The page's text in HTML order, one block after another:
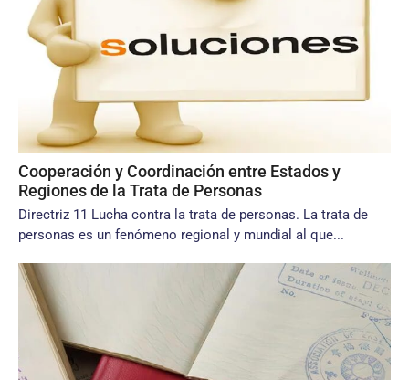
Cooperación y Coordinación entre Estados y
Regiones de la Trata de Personas
Directriz 11 Lucha contra la trata de personas. La trata de
personas es un fenómeno regional y mundial al que...